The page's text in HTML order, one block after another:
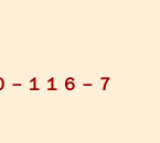
－１１６－７